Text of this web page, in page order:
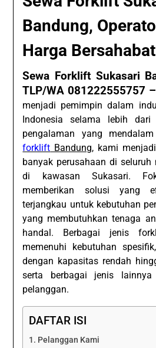
Bandung,
Harga Bersahabat
Sewa Forklift Sukasari
TLP/WA 081222555757 –
menjadi pemimpin dalam
Indonesia selama lebih
pengalaman yang
forklift Bandung, kami
banyak perusahaan di seluruh
di kawasan Sukasari.
memberikan solusi yang
terjangkau untuk kebutuhan
yang membutuhkan tenaga
handal. Berbagai jenis
memenuhi kebutuhan
dengan kapasitas rendah
serta berbagai jenis lainnya
pelanggan.
DAFTAR ISI
Pelanggan Kami